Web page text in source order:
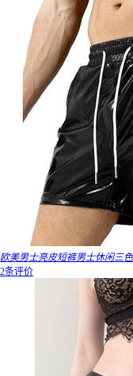
欧美男士亮皮短裤男士休闲三
2条评价